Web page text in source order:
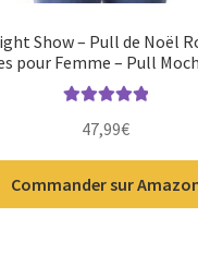
Show – Pull de Noël
pour Femme – Pull
5
47,99€
Commander sur